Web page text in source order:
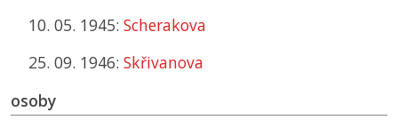
10. 05. 1945: Scherakova
25. 09. 1946: Skřivanova
osoby